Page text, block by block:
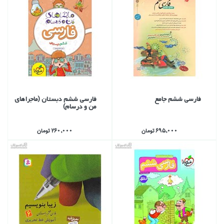
فارسي ششم جامع
695,000 تومان
فارسي ششم دبستان (ماجراهاي
من و درسام)
260,000 تومان